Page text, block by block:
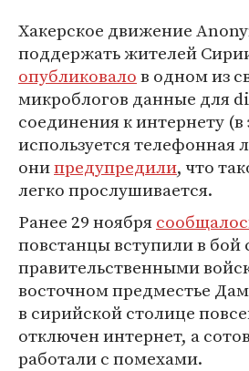
Хакерское движение
поддержать жителей
опубликовалов одном из
микроблогов данные для
соединения к интернету (в
используется телефонная
онипредупредили, что
легко прослушивается.
Ранее 29 ноября
повстанцы вступили в бой
правительственными
восточном предместье
в сирийской столице
отключен интернет, а
работали с помехами.